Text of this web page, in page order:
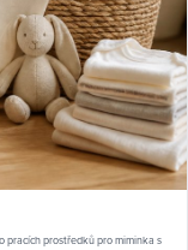
pracích prostředků pro miminka s